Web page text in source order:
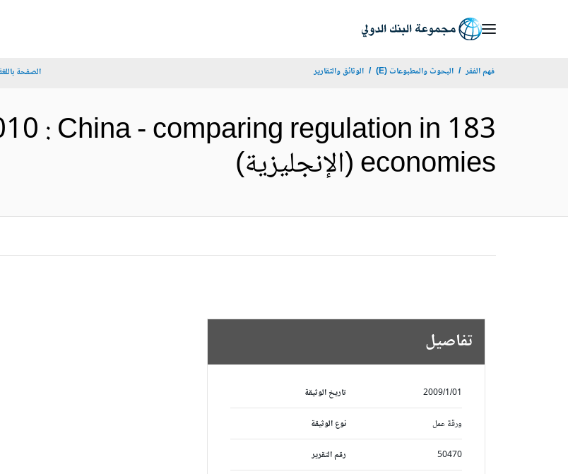
فهم الفقر البحوث والمطبوعات (E) الوثائق والتقارير الصفحة
: China - comparing regulation in 183
economies (الإنجليزية)
تفاصيل
تاريخ الوثيقة 2009/1/01
نوع الوثيقة ورقة عمل
رقم التقرير 50470